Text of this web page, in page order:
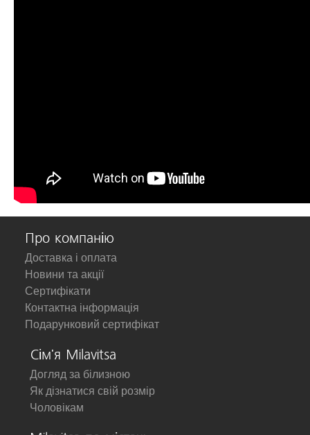
Про компанію
Доставка і оплата
Новини та акції
Сертифікати
Контактна інформація
Подарунковий сертифікат
Сім'я Milavitsa
Догляд за білизною
Як дізнатися свій розмір
Чоловікам